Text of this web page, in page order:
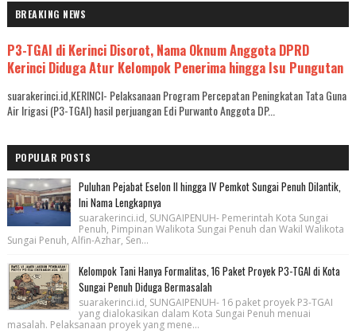
BREAKING NEWS
P3-TGAI di Kerinci Disorot, Nama Oknum Anggota DPRD
Kerinci Diduga Atur Kelompok Penerima hingga Isu Pungutan
suarakerinci.id,KERINCI- Pelaksanaan Program Percepatan Peningkatan Tata Guna
Air Irigasi (P3-TGAI) hasil perjuangan Edi Purwanto Anggota DP...
POPULAR POSTS
Puluhan Pejabat Eselon II hingga IV Pemkot Sungai Penuh Dilantik,
Ini Nama Lengkapnya
suarakerinci.id, SUNGAIPENUH- Pemerintah Kota Sungai
Penuh, Pimpinan Walikota Sungai Penuh dan Wakil Walikota
Sungai Penuh, Alfin-Azhar, Sen...
Kelompok Tani Hanya Formalitas, 16 Paket Proyek P3-TGAI di Kota
Sungai Penuh Diduga Bermasalah
suarakerinci.id, SUNGAIPENUH- 16 paket proyek P3-TGAI
yang dialokasikan dalam Kota Sungai Penuh menuai
masalah. Pelaksanaan proyek yang mene...